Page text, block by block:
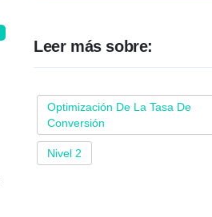
Leer más sobre:
Optimización De La Tasa De
Conversión
Nivel 2